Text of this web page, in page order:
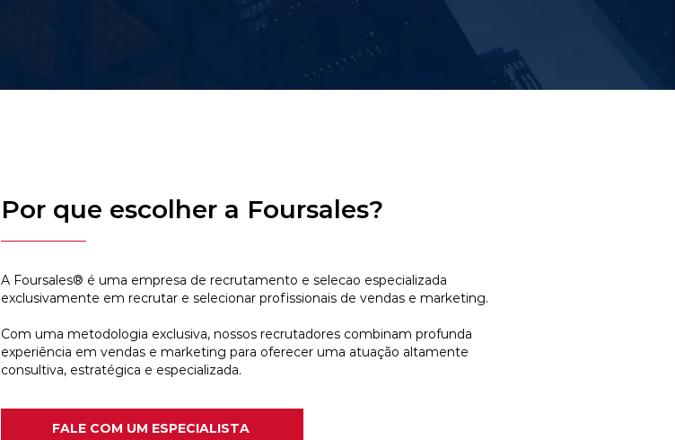
Por que escolher a Foursales?
A Foursales® é uma empresa de recrutamento e selecao especializada
exclusivamente em recrutar e selecionar profissionais de vendas e marketing.
Com uma metodologia exclusiva, nossos recrutadores combinam profunda
experiência em vendas e marketing para oferecer uma atuação altamente
consultiva, estratégica e especializada.
FALE COM UM ESPECIALISTA